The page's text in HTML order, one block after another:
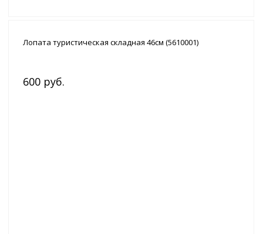
Лопата туристическая складная 46см (5610001)
600 руб.